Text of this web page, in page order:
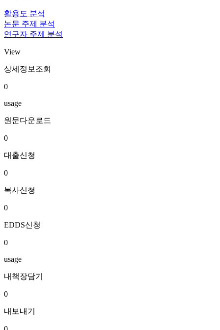
활용도 분석
논문 주제 분석
연구자 주제 분석
View
상세정보조회
0
usage
원문다운로드
0
대출신청
0
복사신청
0
EDDS신청
0
usage
내책장담기
0
내보내기